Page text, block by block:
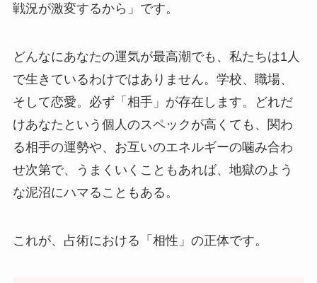
戦況が激変するから」です。
どんなにあなたの運気が最高潮でも、私たちは1人
で生きているわけではありません。学校、職場、
そして恋愛。必ず「相手」が存在します。どれだ
けあなたという個人のスペックが高くても、関わ
る相手の運勢や、お互いのエネルギーの噛み合わ
せ次第で、うまくいくこともあれば、地獄のよう
な泥沼にハマることもある。
これが、占術における「相性」の正体です。